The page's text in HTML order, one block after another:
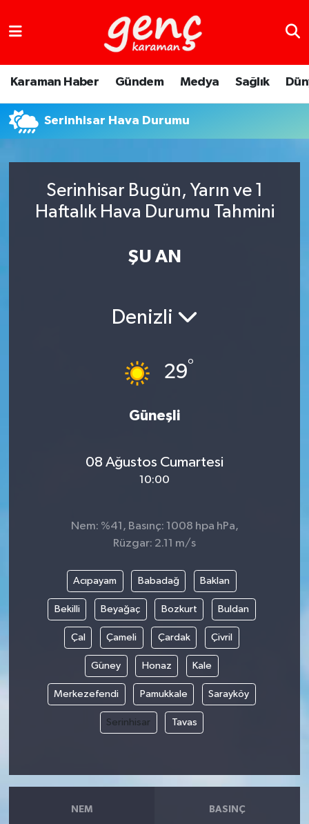
Karaman Haber Gündem Medya Sağlık
Serinhisar Hava Durumu
Serinhisar Bugün, Yarın ve 1
Haftalık Hava Durumu Tahmini
ŞU AN
Denizli
29°
Güneşli
08 Ağustos Cumartesi
10:00
Nem: %41, Basınç: 1008 hpa hPa,
Rüzgar: 2.11 m/s
Acıpayam Babadağ Baklan
Bekilli Beyağaç Bozkurt Buldan
Çal Çameli Çardak Çivril
Güney Honaz Kale
Merkezefendi Pamukkale Sarayköy
Serinhisar Tavas
NEM BASINÇ